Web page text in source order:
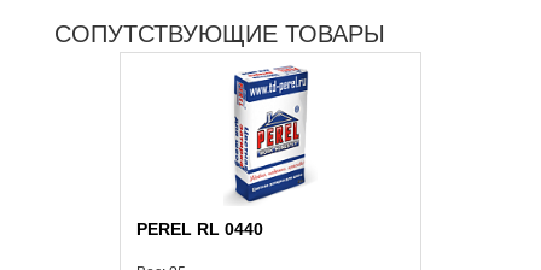
СОПУТСТВУЮЩИЕ ТОВАРЫ
PEREL RL 0440